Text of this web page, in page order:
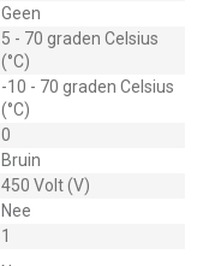
Geen
5 - 70 graden Celsius
(°C)
-10 - 70 graden Celsius
(°C)
0
Bruin
450 Volt (V)
Nee
1